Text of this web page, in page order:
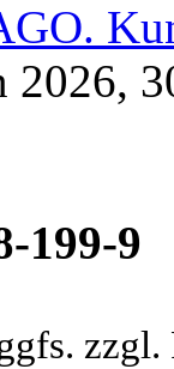
2026,
199-9
zzgl.